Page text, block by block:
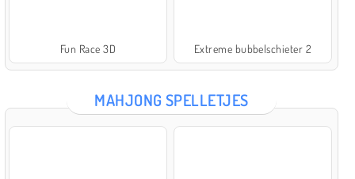
Fun Race 3D Extreme bubbelschieter 2
MAHJONG SPELLETJES